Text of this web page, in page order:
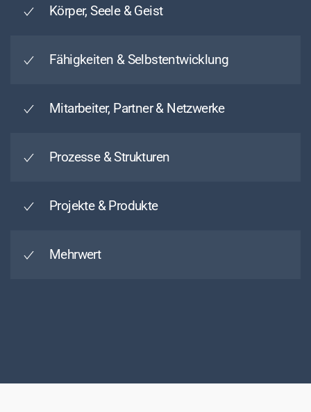
Körper, Seele & Geist
Fähigkeiten & Selbstentwicklung
Mitarbeiter, Partner & Netzwerke
Prozesse & Strukturen
Projekte & Produkte
Mehrwert